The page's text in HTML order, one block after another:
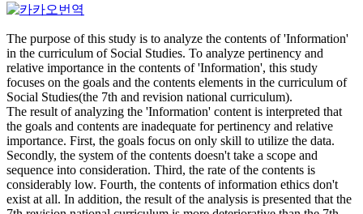
The purpose of this study is to analyze the contents of 'Information'
in the curriculum of Social Studies. To analyze pertinency and
relative importance in the contents of 'Information', this study
focuses on the goals and the contents elements in the curriculum of
Social Studies(the 7th and revision national curriculum).
The result of analyzing the 'Information' content is interpreted that
the goals and contents are inadequate for pertinency and relative
importance. First, the goals focus on only skill to utilize the data.
Secondly, the system of the contents doesn't take a scope and
sequence into consideration. Third, the rate of the contents is
considerably low. Fourth, the contents of information ethics don't
exist at all. In addition, the result of the analysis is presented that the